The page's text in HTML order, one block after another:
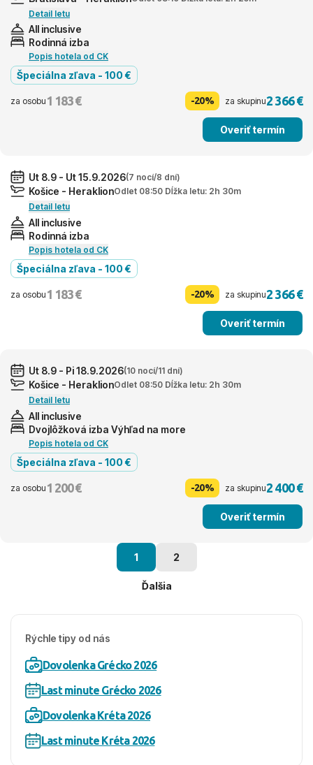
Detail letu
All inclusive
Rodinná izba
Popis hotela od CK
Špeciálna zľava - 100 €
za osobu 1 183 € -20% za skupinu2 366 €
Overiť termín
Ut 8.9 - Ut 15.9.2026(7 nocí/8 dní)
Košice - HeraklionOdlet 08:50 Dĺžka letu: 2h 30m
Detail letu
All inclusive
Rodinná izba
Popis hotela od CK
Špeciálna zľava - 100 €
za osobu 1 183 € -20% za skupinu2 366 €
Overiť termín
Ut 8.9 - Pi 18.9.2026(10 nocí/11 dní)
Košice - HeraklionOdlet 08:50 Dĺžka letu: 2h 30m
Detail letu
All inclusive
Dvojlôžková izba Výhľad na more
Popis hotela od CK
Špeciálna zľava - 100 €
za osobu 1 200 € -20% za skupinu2 400 €
Overiť termín
1 2
Ďalšia
Rýchle tipy od nás
Dovolenka Grécko 2026
Last minute Grécko 2026
Dovolenka Kréta 2026
Last minute Kréta 2026